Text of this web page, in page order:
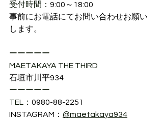
受付時間： 9:00～18:00
事前にお電話にてお問い合わせお願い
します。
ーーーーー
MAETAKAYA THE THIRD
石垣市川平934
ーーーーー
TEL： 0980-88-2251
INSTAGRAM： @maetakaya934